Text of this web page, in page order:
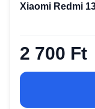
Xiaomi Redmi
2 700 Ft